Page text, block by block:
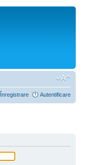
Înregistrare Autentificare